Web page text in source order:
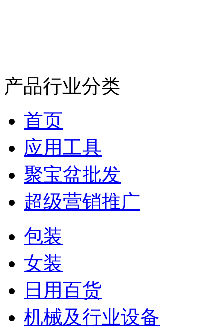
产品行业分类
首页
应用工具
聚宝盆批发
超级营销推广
包装
女装
日用百货
机械及行业设备